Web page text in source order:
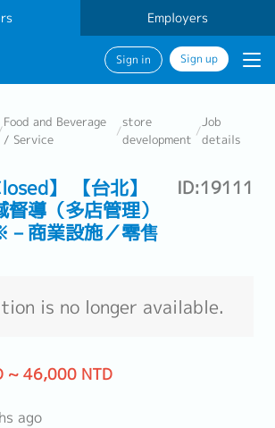
Employers
Sign in Sign up
Food and Beverage
/ Service
/
store
development
/
Job
details
】 【台北】
導（多店管理）
商業設施／零售
ID:19111
is no longer available.
~ 46,000 NTD
ago